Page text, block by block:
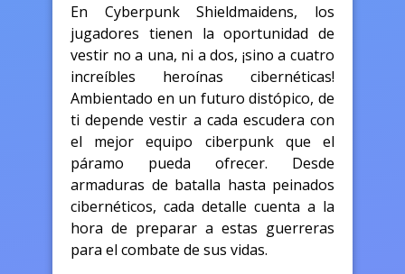
En Cyberpunk Shieldmaidens, los
jugadores tienen la oportunidad de
vestir no a una, ni a dos, ¡sino a cuatro
increíbles heroínas cibernéticas!
Ambientado en un futuro distópico, de
ti depende vestir a cada escudera con
el mejor equipo ciberpunk que el
páramo pueda ofrecer. Desde
armaduras de batalla hasta peinados
cibernéticos, cada detalle cuenta a la
hora de preparar a estas guerreras
para el combate de sus vidas.